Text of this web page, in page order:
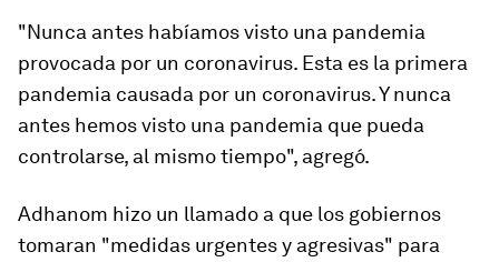
"Nunca antes habíamos visto una pandemia
provocada por un coronavirus. Esta es la primera
pandemia causada por un coronavirus. Y nunca
antes hemos visto una pandemia que pueda
controlarse, al mismo tiempo", agregó.
Adhanom hizo un llamado a que los gobiernos
tomaran "medidas urgentes y agresivas" para